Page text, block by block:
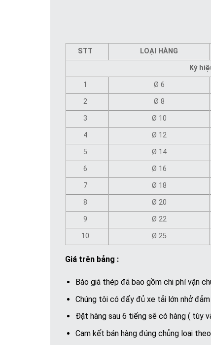
STT LOẠI HÀNG
Ký
1
Ø 6
2
Ø 8
3
Ø 10
4
Ø 12
5
Ø 14
6
Ø 16
7
Ø 18
8
Ø 20
9
Ø 22
10
Ø 25
Giá trên bảng :
Báo giá thép đã bao gồm chi phí vận
Chúng tôi có đẩy đủ xe tải lớn nhở
Đặt hàng sau 6 tiếng sẽ có hàng ( tùy
Cam kết bán hàng đúng chủng loại